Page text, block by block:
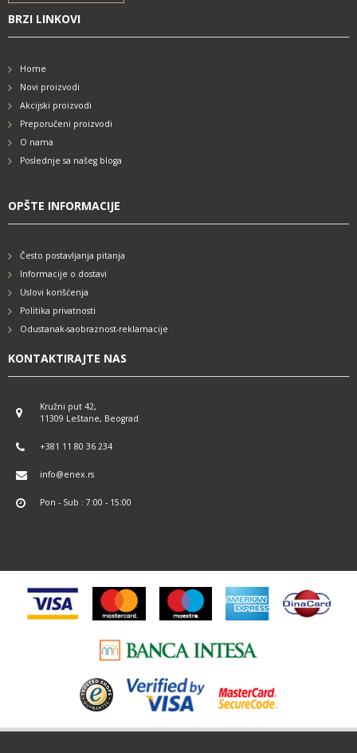
BRZI LINKOVI
Home
Novi proizvodi
Akcijski proizvodi
Preporučeni proizvodi
O nama
Poslednje sa našeg bloga
OPŠTE INFORMACIJE
Često postavljanja pitanja
Informacije o dostavi
Uslovi korišćenja
Politika privatnosti
Odustanak-saobraznost-reklamacije
KONTAKTIRAJTE NAS
Kružni put 42,
11309 Leštane, Beograd
+381 11 80 36 234
info@enex.rs
Pon - Sub : 7:00 - 15:00